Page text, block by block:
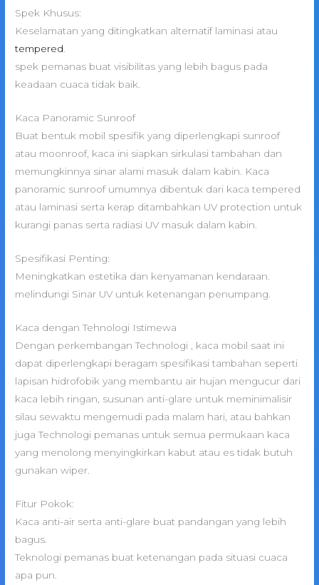
Spek Khusus:
Keselamatan yang ditingkatkan alternatif laminasi atau
tempered
spek pemanas buat visibilitas yang lebih bagus pada
keadaan cuaca tidak baik.
Kaca Panoramic Sunroof
Buat bentuk mobil spesifik yang diperlengkapi sunroof
atau moonroof, kaca ini siapkan sirkulasi tambahan dan
memungkinnya sinar alami masuk dalam kabin. Kaca
panoramic sunroof umumnya dibentuk dari kaca tempered
atau laminasi serta kerap ditambahkan UV protection untuk
kurangi panas serta radiasi UV masuk dalam kabin.
Spesifikasi Penting:
Meningkatkan estetika dan kenyamanan kendaraan.
melindungi Sinar UV untuk ketenangan penumpang.
Kaca dengan Tehnologi Istimewa
Dengan perkembangan Technologi , kaca mobil saat ini
dapat diperlengkapi beragam spesifikasi tambahan seperti
lapisan hidrofobik yang membantu air hujan mengucur dari
kaca lebih ringan, susunan anti-glare untuk meminimalisir
silau sewaktu mengemudi pada malam hari, atau bahkan
juga Technologi pemanas untuk semua permukaan kaca
yang menolong menyingkirkan kabut atau es tidak butuh
gunakan wiper.
Fitur Pokok:
Kaca anti-air serta anti-glare buat pandangan yang lebih
bagus.
Teknologi pemanas buat ketenangan pada situasi cuaca
apa pun.